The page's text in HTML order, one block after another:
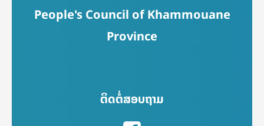
People's Council of Khammouane
Province
ຕິດຕໍ່ສອບຖາມ